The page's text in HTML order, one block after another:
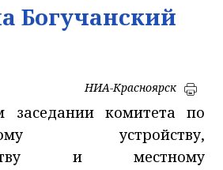
Богучанский
НИА-Красноярск
заседании комитета по
устройству,
и местному